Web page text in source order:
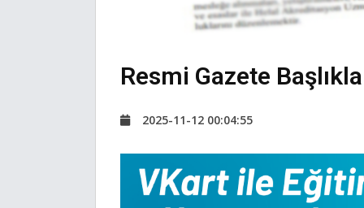
Resmi Gazete
2025-11-12 00:04:55